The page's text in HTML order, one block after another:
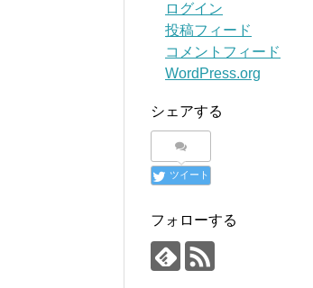
ログイン
投稿フィード
コメントフィード
WordPress.org
シェアする
ツイート
フォローする